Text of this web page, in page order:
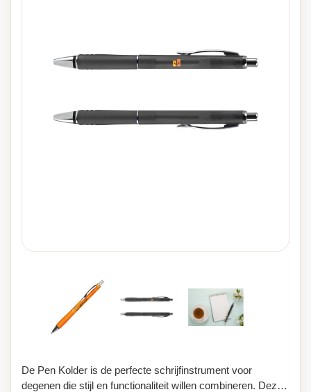
De Pen Kolder is de perfecte schrijfinstrument voor
degenen die stijl en functionaliteit willen combineren. Deze